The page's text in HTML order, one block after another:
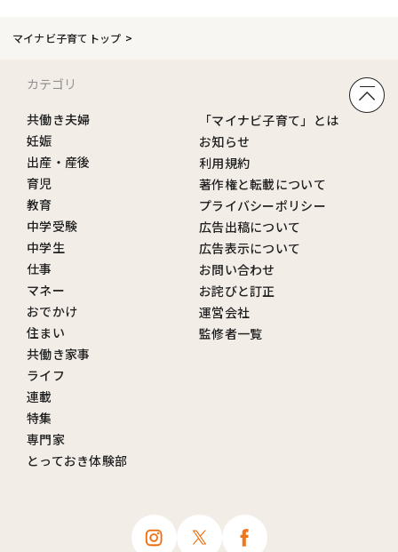
マイナビ子育てトップ
カテゴリ
共働き夫婦
妊娠
出産・産後
育児
教育
中学受験
中学生
仕事
マネー
おでかけ
住まい
共働き家事
ライフ
連載
特集
専門家
とっておき体験部
「マイナビ子育て」とは
お知らせ
利用規約
著作権と転載について
プライバシーポリシー
広告出稿について
広告表示について
お問い合わせ
お詫びと訂正
運営会社
監修者一覧